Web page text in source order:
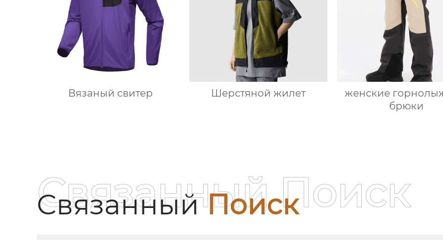
Вязаный свитер Шерстяной жилет
женские
брюки
СвязанныйПоиск
Связанный Поиск